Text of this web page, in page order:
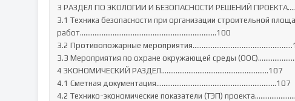
3 РАЗДЕЛ ПО ЭКОЛОГИИ И БЕЗОПАСНОСТИ РЕШЕНИЙ
3.1 Техника безопасности при организации строительной
работ…………………………………………………………………100
3.2 Противопожарные
3.3 Мероприятия по охране окружающей среды
4 ЭКОНОМИЧЕСКИЙ РАЗДЕЛ…………………………………………………..107
4.1 Сметная документация…………………………………………………………107
4.2 Технико-экономические показатели (ТЭП)